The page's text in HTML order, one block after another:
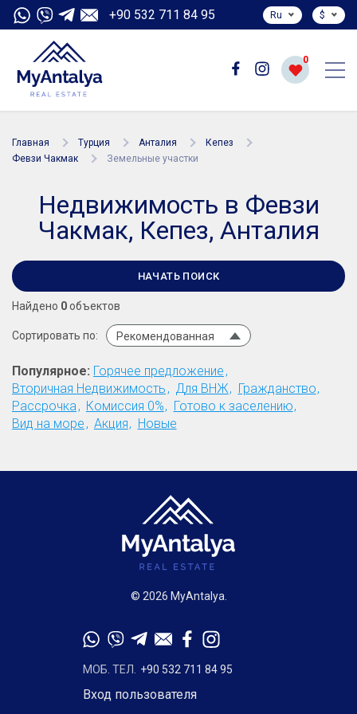
+90 532 711 84 95 Ru $
0
Главная Турция Анталия
Кепез
Февзи Чакмак
Земельные участки
Недвижимость в Февзи
Чакмак, Кепез, Анталия
НАЧАТЬ ПОИСК
Найдено 0объектов
Сортировать по: Рекомендованная
Популярное: Горячее предложение
Вторичная Недвижимость
Для ВНЖ
Гражданство
Рассрочка
Комиссия 0%
Готово к заселению
Вид на море
Акция Новые
© 2026 MyAntalya.
МОБ. ТЕЛ. +90 532 711 84 95
Вход пользователя